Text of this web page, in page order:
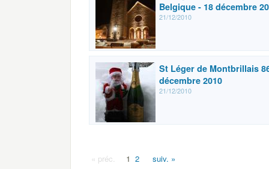
Belgique - 18 décembre
21/12/2010
St Léger de Montbrillais
décembre 2010
21/12/2010
« préc. 1 2 suiv. »